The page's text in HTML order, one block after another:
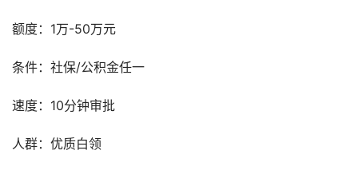
额度：1万-50万元
条件：社保/公积金任一
速度：10分钟审批
人群：优质白领